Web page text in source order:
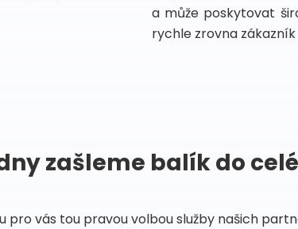
a může poskytovat
rychle zrovna
zašleme balík do
vás tou pravou volbou služby našich